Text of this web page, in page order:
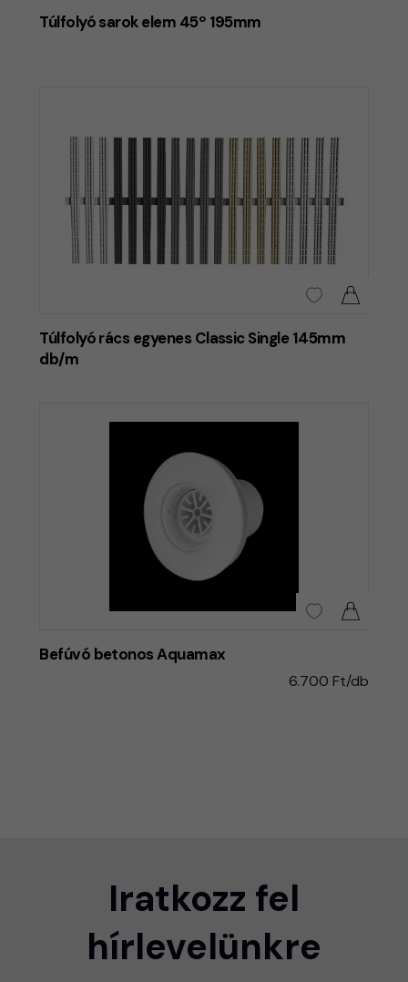
Túlfolyó sarok elem 45º 195mm
Túlfolyó rács egyenes Classic Single 145mm
db/m
Befúvó betonos Aquamax
6.700 Ft/db
Iratkozz fel
hírlevelünkre